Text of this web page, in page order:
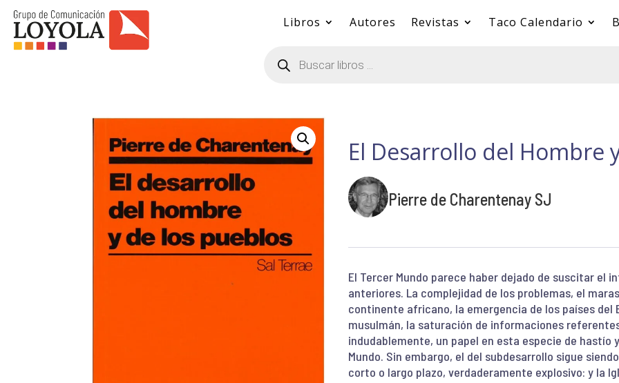
Libros Autores Revistas Taco Calendario
productos
El Desarrollo del Hombre
Pierre de Charentenay SJ
El Tercer Mundo parece haber dejado de suscitar el
anteriores. La complejidad de los problemas, el
continente africano, la emergencia de los países
musulmán, la saturación de informaciones
indudablemente, un papel en esta especie de
Mundo. Sin embargo, el del subdesarrollo sigue
corto o largo plazo, verdaderamente explosivo: y la